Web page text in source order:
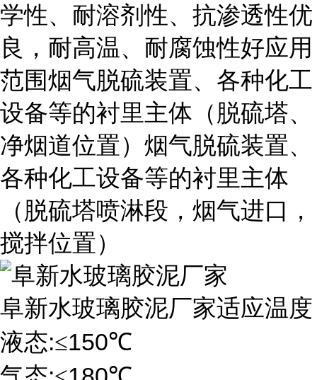
学性、耐溶剂性、抗渗透性优
良，耐高温、耐腐蚀性好应用
范围烟气脱硫装置、各种化工
设备等的衬里主体（脱硫塔、
净烟道位置）烟气脱硫装置、
各种化工设备等的衬里主体
（脱硫塔喷淋段，烟气进口，
搅拌位置）
阜新水玻璃胶泥厂家适应温度
液态:≤150℃